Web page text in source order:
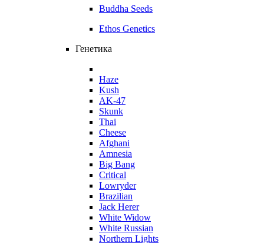
Buddha Seeds
Ethos Genetics
Генетика
Haze
Kush
AK-47
Skunk
Thai
Cheese
Afghani
Amnesia
Big Bang
Critical
Lowryder
Brazilian
Jack Herer
White Widow
White Russian
Northern Lights